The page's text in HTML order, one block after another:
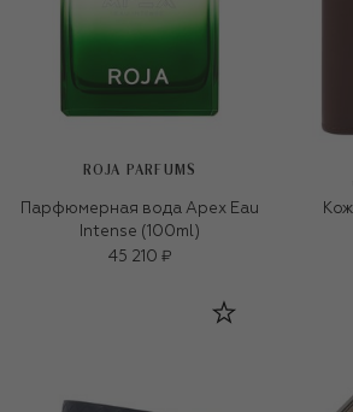
ROJA PARFUMS
Парфюмерная вода Apex Eau
Intense (100ml)
45 210 ₽